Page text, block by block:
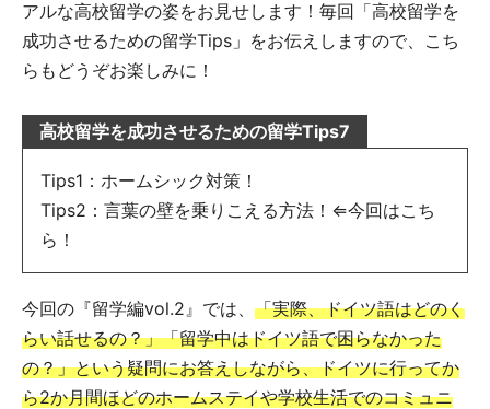
アルな高校留学の姿をお見せします！毎回「高校留学を
成功させるための留学Tips」をお伝えしますので、こち
らもどうぞお楽しみに！
高校留学を成功させるための留学Tips7
Tips1：ホームシック対策！
Tips2：言葉の壁を乗りこえる方法！⇐今回はこち
ら！
今回の『留学編vol.2』では、 「実際、ドイツ語はどのく
らい話せるの？」「留学中はドイツ語で困らなかった
の？」という疑問にお答えしながら、ドイツに行ってか
ら2か月間ほどのホームステイや学校生活でのコミュニ